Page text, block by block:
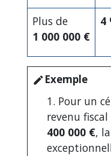
Plus de
1 000 000 €
4
edit Exemple
1. Pour un
revenu
400 000 €,